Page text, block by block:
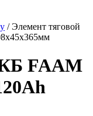
/Элемент тяговой
FAAM